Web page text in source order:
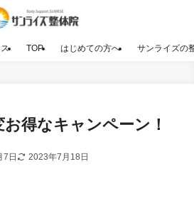
TOP はじめての方へ サンライズの
お得なキャンペーン！
7日 2023年7月18日